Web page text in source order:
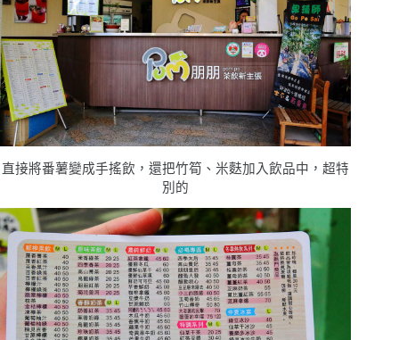
直接將番薯變成手搖飲，還把竹筍、米麩加入飲品中，超特
別的